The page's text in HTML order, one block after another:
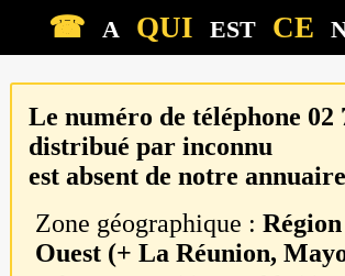
☎ A QUI EST CE
Le numéro de téléphone 02
distribué par inconnu
est absent de notre
Zone géographique :
Ouest (+ La Réunion,